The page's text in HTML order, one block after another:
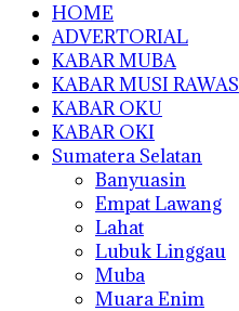
HOME
ADVERTORIAL
KABAR MUBA
KABAR MUSI RAWAS
KABAR OKU
KABAR OKI
Sumatera Selatan
Banyuasin
Empat Lawang
Lahat
Lubuk Linggau
Muba
Muara Enim